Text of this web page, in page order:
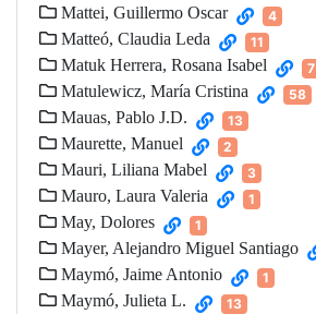
Mattei, Guillermo Oscar 4
Matteó, Claudia Leda 11
Matuk Herrera, Rosana Isabel 7
Matulewicz, María Cristina 58
Mauas, Pablo J.D. 13
Maurette, Manuel 2
Mauri, Liliana Mabel 3
Mauro, Laura Valeria 1
May, Dolores 1
Mayer, Alejandro Miguel Santiago
Maymó, Jaime Antonio 1
Maymó, Julieta L. 13